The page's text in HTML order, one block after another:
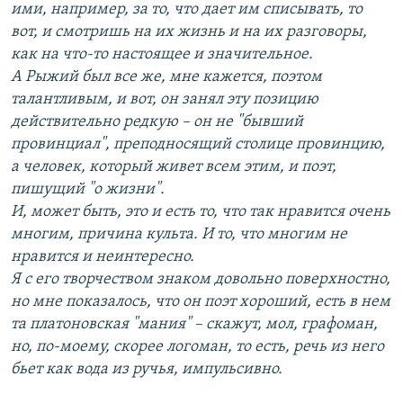
ими, например, за то, что дает им списывать, то
вот, и смотришь на их жизнь и на их разговоры,
как на что-то настоящее и значительное.
А Рыжий был все же, мне кажется, поэтом
талантливым, и вот, он занял эту позицию
действительно редкую – он не "бывший
провинциал", преподносящий столице провинцию,
а человек, который живет всем этим, и поэт,
пишущий "о жизни".
И, может быть, это и есть то, что так нравится очень
многим, причина культа. И то, что многим не
нравится и неинтересно.
Я с его творчеством знаком довольно поверхностно,
но мне показалось, что он поэт хороший, есть в нем
та платоновская "мания" – скажут, мол, графоман,
но, по-моему, скорее логоман, то есть, речь из него
бьет как вода из ручья, импульсивно.